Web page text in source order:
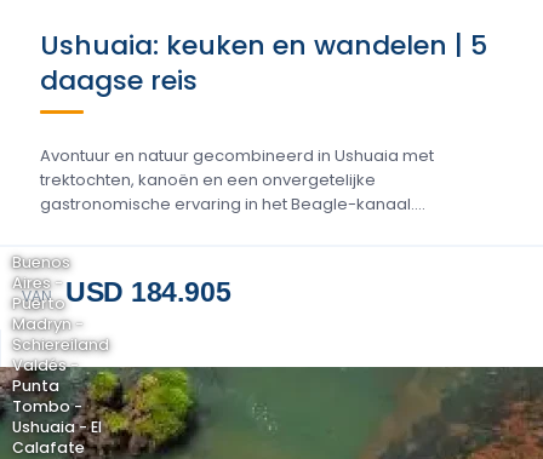
Ushuaia: keuken en wandelen | 5
daagse reis
Avontuur en natuur gecombineerd in Ushuaia met
trektochten, kanoën en een onvergetelijke
gastronomische ervaring in het Beagle-kanaal....
VAN USD 184.905
Buenos
Aires -
Puerto
Madryn -
Schiereiland
Valdés -
Punta
Tombo -
Ushuaia - El
Calafate